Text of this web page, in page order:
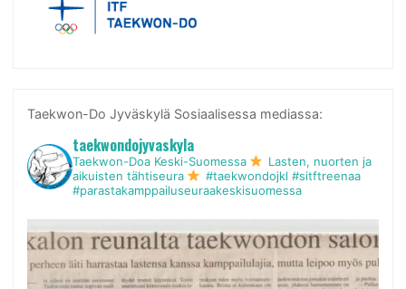
Taekwon-Do Jyväskylä Sosiaalisessa mediassa:
taekwondojyvaskyla
Taekwon-Doa Keski-Suomessa
Lasten, nuorten ja
aikuisten tähtiseura
#taekwondojkl #sitftreenaa
#parastakamppailuseuraakeskisuomessa